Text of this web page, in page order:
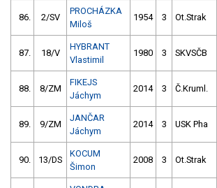
86. 2/SV
PROCHÁZKA
Miloš
1954 3 Ot.Strak
87. 18/V
HYBRANT
Vlastimil
1980 3 SKVSČB
88. 8/ZM
FIKEJS
Jáchym
2014 3 Č.Kruml.
89. 9/ZM
JANČAR
Jáchym
2014 3 USK Pha
90. 13/DS
KOCUM
Šimon
2008 3 Ot.Strak